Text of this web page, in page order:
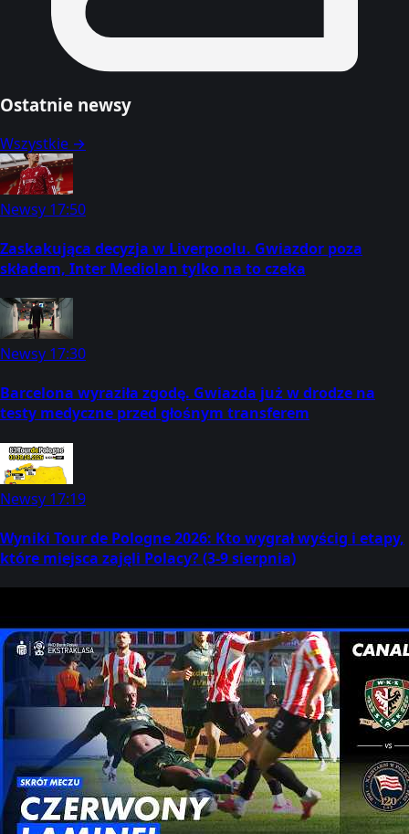
Ostatnie newsy
Wszystkie →
Newsy 17:50
Zaskakująca decyzja w Liverpoolu. Gwiazdor poza
składem, Inter Mediolan tylko na to czeka
Newsy 17:30
Barcelona wyraziła zgodę. Gwiazda już w drodze na
testy medyczne przed głośnym transferem
Newsy 17:19
Wyniki Tour de Pologne 2026: Kto wygrał wyścig i etapy,
które miejsca zajęli Polacy? (3-9 sierpnia)